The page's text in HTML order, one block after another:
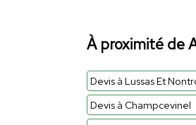
À proximité de
Devis à Lussas Et
Devis à Champcevinel